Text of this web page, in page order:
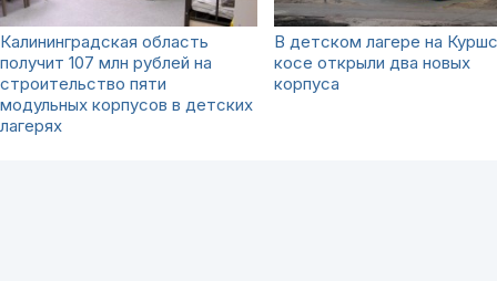
Калининградская область
получит 107 млн рублей на
строительство пяти
модульных корпусов в детских
лагерях
В детском лагере на
косе открыли два новых
корпуса